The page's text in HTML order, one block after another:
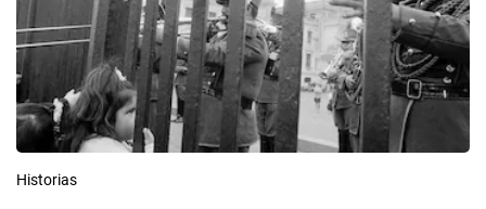
Historias